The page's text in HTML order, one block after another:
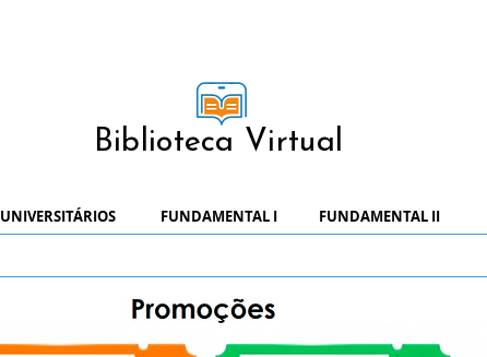
Biblioteca Virtual
UNIVERSITÁRIOS FUNDAMENTAL I FUNDAMENTAL II